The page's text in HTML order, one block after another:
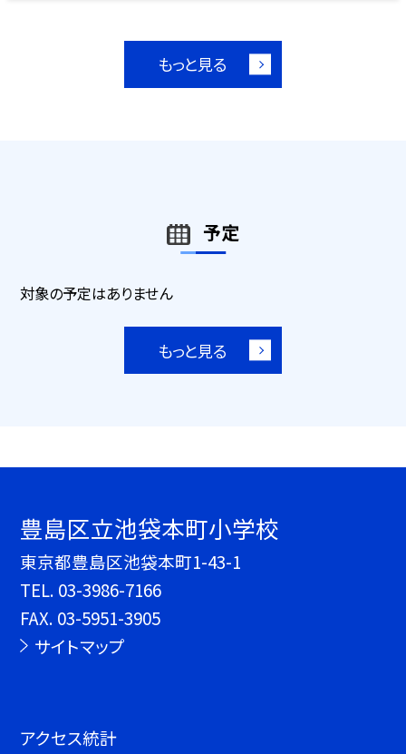
もっと見る
予定
対象の予定はありません
もっと見る
豊島区立池袋本町小学校
東京都豊島区池袋本町1-43-1
TEL. 03-3986-7166
FAX. 03-5951-3905
サイトマップ
アクセス統計